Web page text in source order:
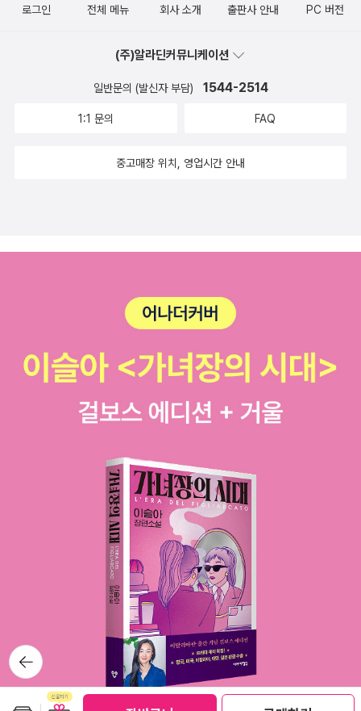
뒤로가
기
로그인 전체 메뉴 회사 소개 출판사 안내 PC 버전
(주)알라딘커뮤니케이션
일반문의 (발신자 부담) 1544-2514
1:1 문의 FAQ
중고매장 위치, 영업시간 안내